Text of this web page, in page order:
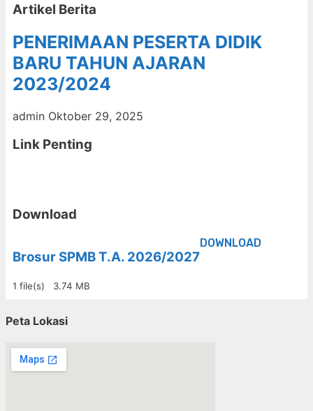
Artikel Berita
PENERIMAAN PESERTA DIDIK
BARU TAHUN AJARAN
2023/2024
admin Oktober 29, 2025
Link Penting
Download
Brosur SPMB T.A. 2026/2027
1 file(s) 3.74 MB
DOWNLOAD
Peta Lokasi